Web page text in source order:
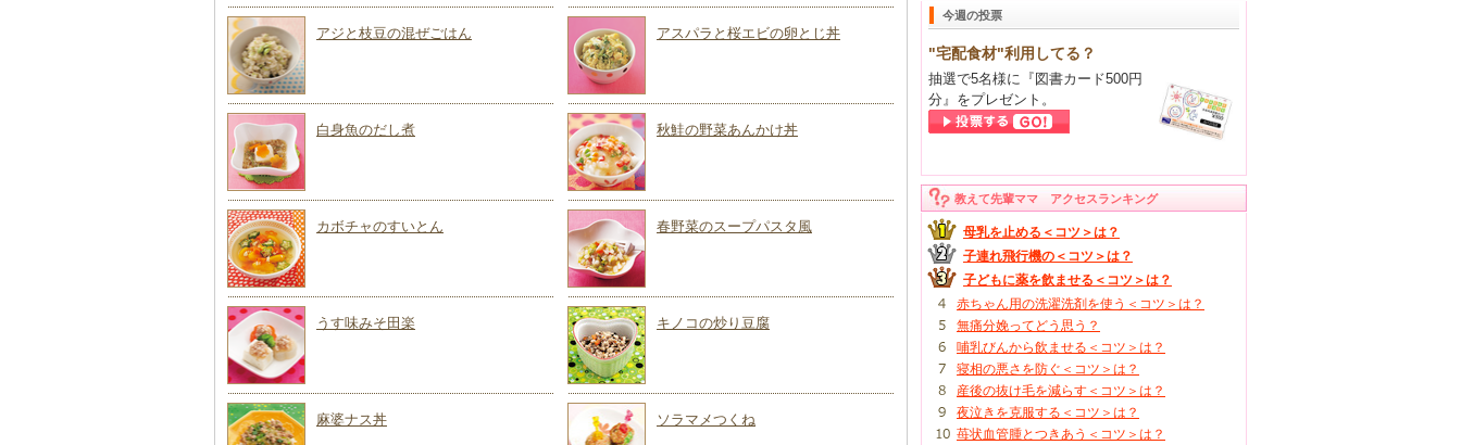
アジと枝豆の混ぜごはん アスパラと桜エビの卵とじ丼
白身魚のだし煮 秋鮭の野菜あんかけ丼
カボチャのすいとん 春野菜のスープパスタ風
うす味みそ田楽 キノコの炒り豆腐
麻婆ナス丼 ソラマメつくね
今週の投票
"宅配食材"利用してる？
抽選で5名様に『図書カード500円
分』をプレゼント。
教えて先輩ママ アクセスランキング
母乳を止める＜コツ＞は？
子連れ飛行機の＜コツ＞は？
子どもに薬を飲ませる＜コツ＞は？
赤ちゃん用の洗濯洗剤を使う＜コツ＞は？
無痛分娩ってどう思う？
哺乳びんから飲ませる＜コツ＞は？
寝相の悪さを防ぐ＜コツ＞は？
産後の抜け毛を減らす＜コツ＞は？
夜泣きを克服する＜コツ＞は？
苺状血管腫とつきあう＜コツ＞は？